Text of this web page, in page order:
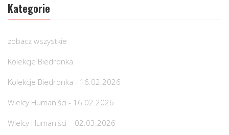
Kategorie
zobacz wszystkie
Kolekcje Biedronka
Kolekcje Biedronka - 16.02.2026
Wielcy Humaniści - 16.02.2026
Wielcy Humaniści – 02.03.2026